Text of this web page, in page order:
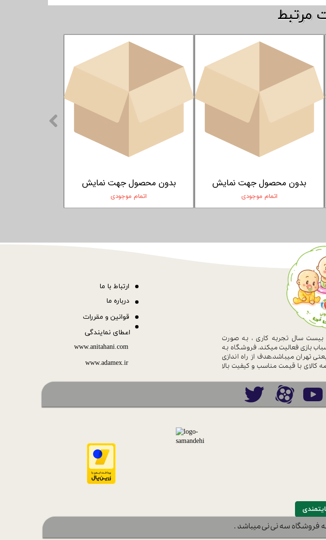
بدون محصول جهت بدون محصول جهت نمایش جهت نمایش
مرتبط
قوانین و مقررات
ارتباط با ما
درباره ما
اعطای نمایندگی
www.anitahani.com
www.ada​​​​​​​mex.ir
سیسمونی دخترانه-پسرانه-آدامکس
بیست سال تجربه کاری ، به صورت
بازی فعالیت میکند. فروشگاه به
تهران میباشد.هدف از راه اندازی
کالای با قیمت مناسب و کیفیت بالا
فروشگاه سه نی نی میباشد .